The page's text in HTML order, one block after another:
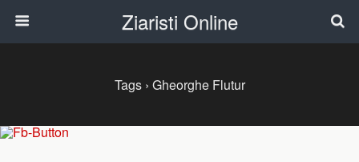
Ziaristi Online
Tags › Gheorghe Flutur